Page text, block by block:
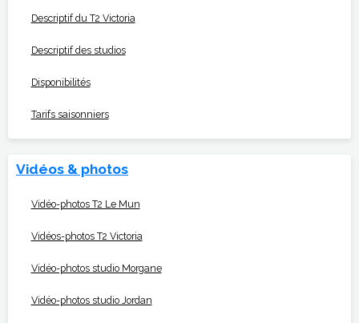
Descriptif du T2 Victoria
Descriptif des studios
Disponibilités
Tarifs saisonniers
Vidéos & photos
Vidéo-photos T2 Le Mun
Vidéos-photos T2 Victoria
Vidéo-photos studio Morgane
Vidéo-photos studio Jordan